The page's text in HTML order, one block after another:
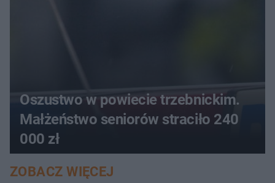
Oszustwo w powiecie trzebnickim.
Małżeństwo seniorów straciło 240
000 zł
ZOBACZ WIĘCEJ